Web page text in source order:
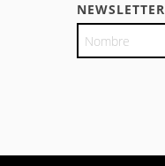
NEWSLETTER